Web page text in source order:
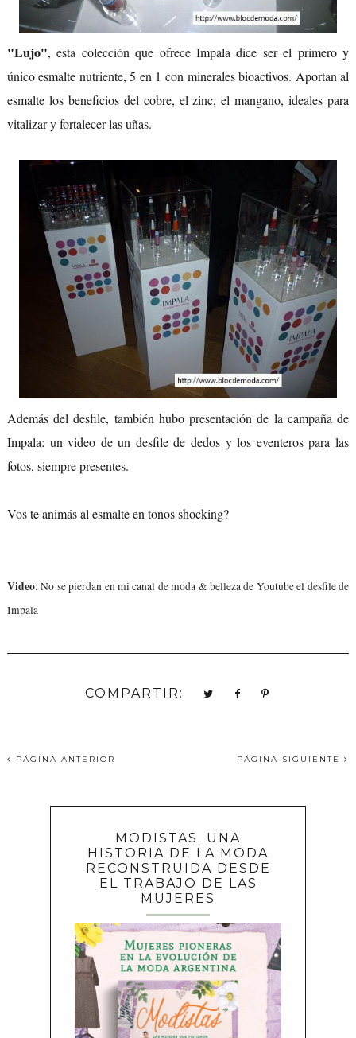
"Lujo", esta colección que ofrece Impala dice ser el primero y
único esmalte nutriente, 5 en 1 con minerales bioactivos. Aportan al
esmalte los beneficios del cobre, el zinc, el mangano, ideales para
vitalizar y fortalecer las uñas.
Además del desfile, también hubo presentación de la campaña de
Impala: un video de un desfile de dedos y los eventeros para las
fotos, siempre presentes.
Vos te animás al esmalte en tonos shocking?
Video: No se pierdan en mi canal de moda & belleza de Youtube el desfile de
Impala
COMPARTIR:
PÁGINA ANTERIOR PÁGINA SIGUIENTE
MODISTAS. UNA
HISTORIA DE LA MODA
RECONSTRUIDA DESDE
EL TRABAJO DE LAS
MUJERES